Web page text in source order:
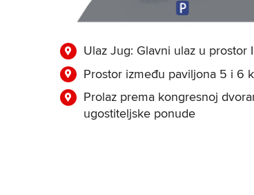
Ulaz Jug: Glavni ulaz u prostor
Prostor između paviljona 5 i 6
Prolaz prema kongresnoj
ugostiteljske ponude